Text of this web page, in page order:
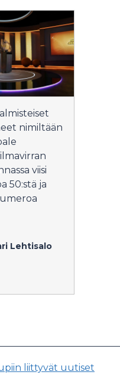
nimiltään
viisi
50:stä ja
Lehtisalo
liittyvät uutiset